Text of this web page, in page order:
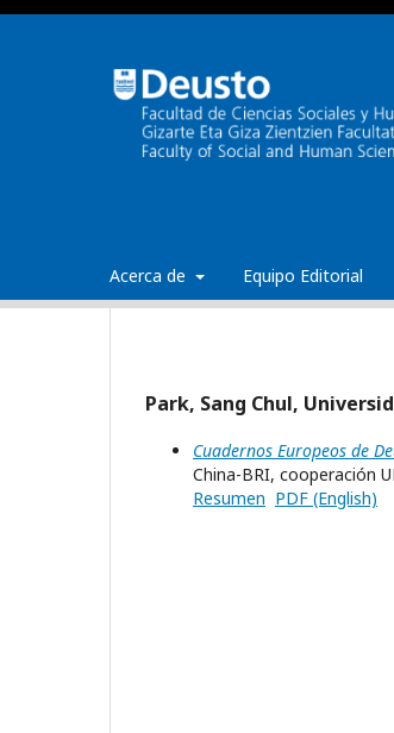
Acerca de Equipo Editorial
Park, Sang Chul,
Cuadernos Europeos de
China-BRI, cooperación
Resumen PDF (English)